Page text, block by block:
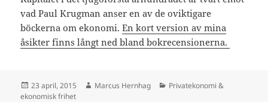
vad Paul Krugman anser en av de oviktigare
böckerna om ekonomi.En kort version av mina
åsikter finns långt ned bland bokrecensionerna.
Postat
23 april, 2015 Författare
Marcus Hernhag Kategorier
Privatekonomi &
ekonomisk frihet